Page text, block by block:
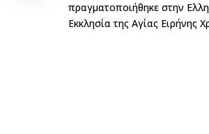
πραγματοποιήθηκε στην
Εκκλησία της Αγίας Ειρήνης